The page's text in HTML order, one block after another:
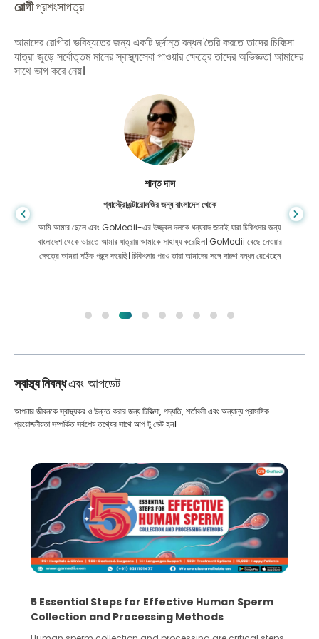
রোগীপ্রশংসাপত্র
আমাদের রোগীরা ভবিষ্যতের জন্য একটি দুর্দান্ত বন্ধন তৈরি করতে তাদের চিকিত্সা
যাত্রা জুড়ে সর্বোত্তম মানের স্বাস্থ্যসেবা পাওয়ার ক্ষেত্রে তাদের অভিজ্ঞতা আমাদের
সাথে ভাগ করে নেয়।
শান্ত দাস
গ্যাস্ট্রোএন্টারোলজির জন্য বাংলাদেশ থেকে
আমি আমার ছেলে এবং GoMedii-এর উজ্জ্বল দলকে ধন্যবাদ জানাই যারা চিকিৎসার জন্য
বাংলাদেশ থেকে ভারতে আমার যাত্রায় আমাকে সাহায্য করেছিল। GoMedii বেছে নেওয়ার
ক্ষেত্রে আমরা সঠিক পছন্দ করেছি। চিকিৎসার পরও তারা আমাদের সঙ্গে দারুণ বন্ধন রেখেছেন
স্বাস্থ্য নিবন্ধএবং আপডেট
আপনার জীবনকে স্বাস্থ্যকর ও উন্নত করার জন্য চিকিত্সা, পদ্ধতি, শর্তাবলী এবং অন্যান্য প্রাসঙ্গিক
প্রয়োজনীয়তা সম্পর্কিত সর্বশেষ তথ্যের সাথে আপ টু ডেট হন।
5 Essential Steps for Effective Human Sperm
Collection and Processing Methods